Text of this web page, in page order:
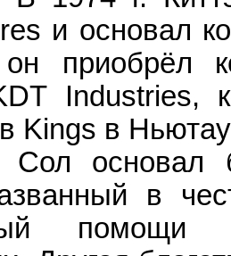
и основал
приобрёл
Industries,
Kings в
основал
в